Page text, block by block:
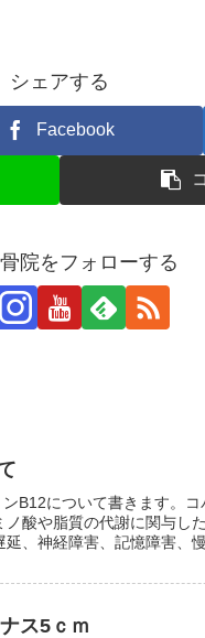
シェアする
Facebook
院をフォローする
B12について書きます。
ノ酸や脂質の代謝に関与し
延、神経障害、記憶障害、
ス5ｃｍ